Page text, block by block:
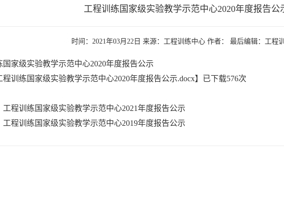
工程训练国家级实验教学示范中心2020年度报告公
时间：2021年03月22日 来源：工程训练中心 作者： 最后编辑：工程
国家级实验教学示范中心2020年度报告公示
程训练国家级实验教学示范中心2020年度报告公示.docx】已下载576次
工程训练国家级实验教学示范中心2021年度报告公示
工程训练国家级实验教学示范中心2019年度报告公示